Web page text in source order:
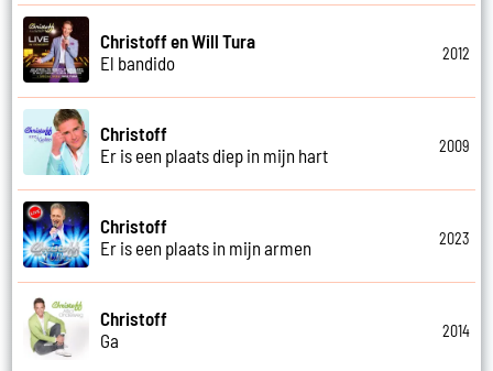
Christoff en Will Tura
El bandido
2012
Christoff
Er is een plaats diep in mijn hart
2009
Christoff
Er is een plaats in mijn armen
2023
Christoff
Ga
2014